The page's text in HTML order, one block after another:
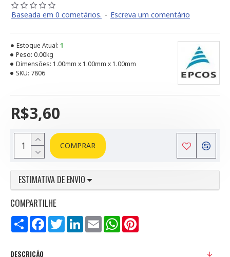
Baseada em 0 cometários. - Escreva um comentário
R$3,60
Estoque Atual: 1
Peso: 0.00kg
Dimensões: 1.00mm x 1.00mm x 1.00mm
SKU: 7806
COMPRAR
ESTIMATIVA DE ENVIO
COMPARTILHE
Compartilhar
FacebookTwitterLinkedInEmail WhatsApp
DESCRIÇÃO